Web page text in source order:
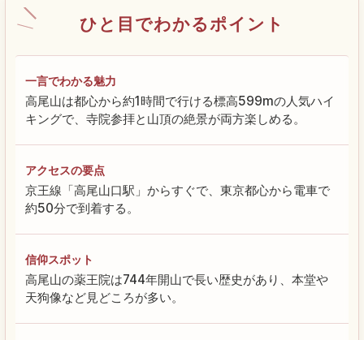
ひと目でわかるポイント
一言でわかる魅力
高尾山は都心から約1時間で行ける標高599mの人気ハイ
キングで、寺院参拝と山頂の絶景が両方楽しめる。
アクセスの要点
京王線「高尾山口駅」からすぐで、東京都心から電車で
約50分で到着する。
信仰スポット
高尾山の薬王院は744年開山で長い歴史があり、本堂や
天狗像など見どころが多い。